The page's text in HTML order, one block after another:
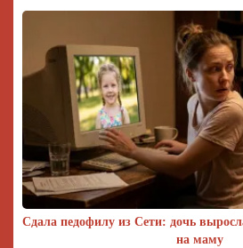
Сдала педофилу из Сети: дочь
на маму